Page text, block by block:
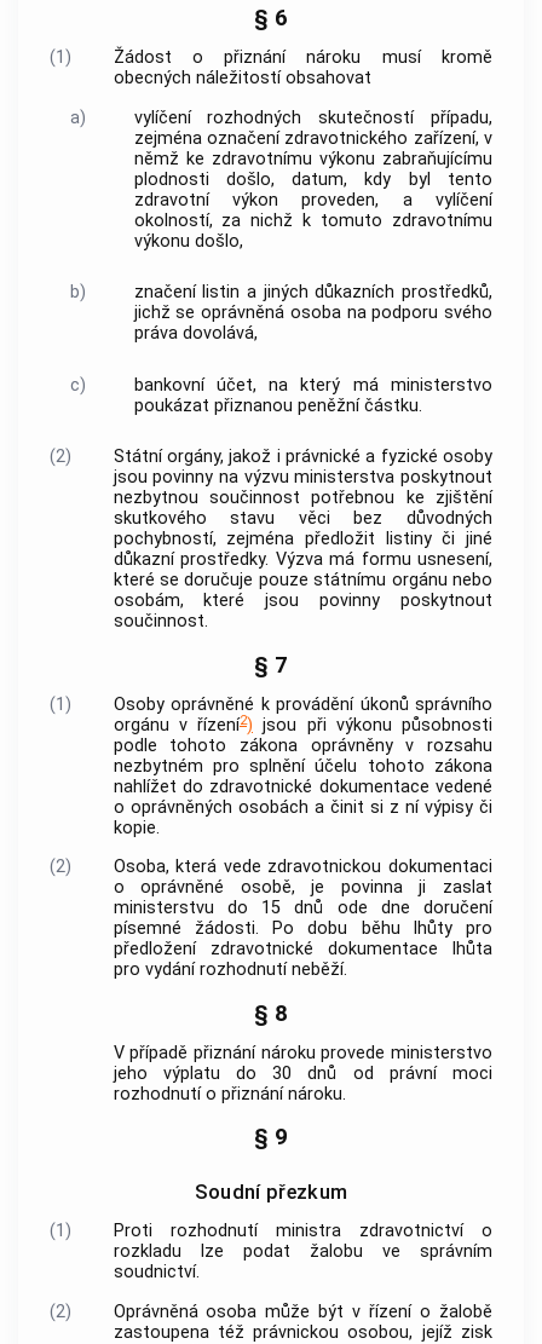
§ 6
(1)
Žádost o přiznání nároku musí kromě
obecných náležitostí obsahovat
a)
vylíčení rozhodných skutečností případu,
zejména označení zdravotnického zařízení, v
němž ke zdravotnímu výkonu zabraňujícímu
plodnosti došlo, datum, kdy byl tento
zdravotní výkon proveden, a vylíčení
okolností, za nichž k tomuto zdravotnímu
výkonu došlo,
b)
značení listin a jiných důkazních prostředků,
jichž seoprávněná osobana podporu svého
práva dovolává,
c)
bankovní účet, na který má ministerstvo
poukázat přiznanou peněžní částku.
(2)
Státní orgány, jakož i právnické a fyzické osoby
jsou povinny na výzvu ministerstva poskytnout
nezbytnou součinnost potřebnou ke zjištění
skutkového stavu věci bez důvodných
pochybností, zejména předložit listiny či jiné
důkazní prostředky. Výzva má formu usnesení,
které se doručuje pouze státnímu orgánu nebo
osobám, které jsou povinny poskytnout
součinnost.
§ 7
(1)
Osoby oprávněné k provádění úkonů správního
orgánu v řízení2) jsou při výkonu působnosti
podle tohoto zákona oprávněny v rozsahu
nezbytném pro splnění účelu tohoto zákona
nahlížet do zdravotnické dokumentace vedené
o oprávněných osobách a činit si z ní výpisy či
kopie.
(2)
Osoba, která vede zdravotnickou dokumentaci
ooprávněné osobě, je povinna ji zaslat
ministerstvu do 15 dnů ode dne doručení
písemné žádosti. Po dobu běhu lhůty pro
předložení zdravotnické dokumentace lhůta
pro vydání rozhodnutí neběží.
§ 8
V případě přiznání nároku provede ministerstvo
jeho výplatu do 30 dnů od právní moci
rozhodnutí o přiznání nároku.
§ 9
Soudní přezkum
(1)
Proti rozhodnutí ministra zdravotnictví o
rozkladu lze podat žalobu ve správním
soudnictví.
(2)
Oprávněná osoba může být v řízení o žalobě
zastoupena též právnickou osobou, jejíž zisk